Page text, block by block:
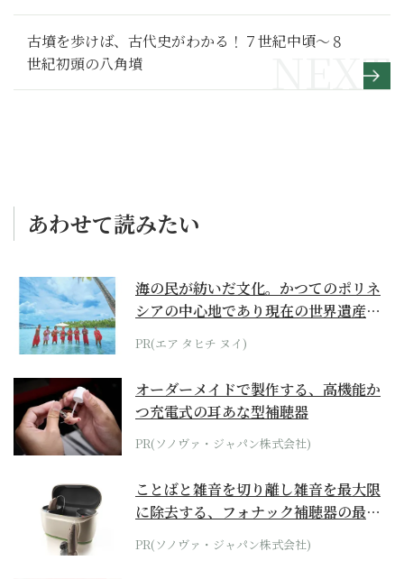
察を深めようと思います」
古墳を歩けば、古代史がわかる！７世紀中頃～８
世紀初頭の八角墳
あわせて読みたい
海の民が紡いだ文化。かつてのポリネ
シアの中心地であり現在の世界遺産か
らみえてくる...
PR(エア タヒチ ヌイ)
オーダーメイドで製作する、高機能か
つ充電式の耳あな型補聴器
PR(ソノヴァ・ジャパン株式会社)
ことばと雑音を切り離し雑音を最大限
に除去する、フォナック補聴器の最上
位モデル
PR(ソノヴァ・ジャパン株式会社)